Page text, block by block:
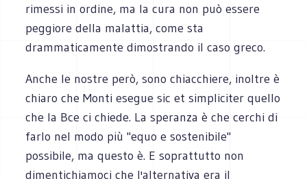
rimessi in ordine, ma la cura non può essere
peggiore della malattia, come sta
drammaticamente dimostrando il caso greco.
Anche le nostre però, sono chiacchiere, inoltre è
chiaro che Monti esegue sic et simpliciter quello
che la Bce ci chiede. La speranza è che cerchi di
farlo nel modo più "equo e sostenibile"
possibile, ma questo è. E soprattutto non
dimentichiamoci che l'alternativa era il